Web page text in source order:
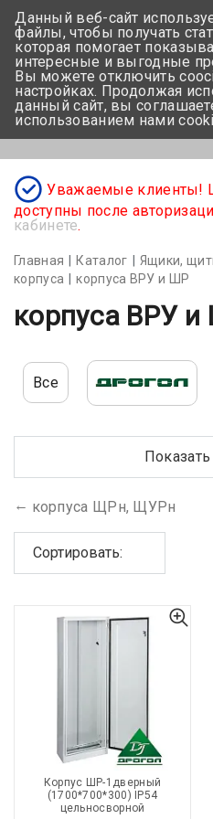
Уважаемые клиенты!
доступны после
кабинете.
Главная Каталог Ящики,
корпуса
корпуса ВРУ и ШР
корпуса ВРУ
Все
корпуса ЩРн, ЩУРн
Сортировать:
Корпус ШР-1дверный
(1700*700*300) IP54
цельносворной
Данный веб-сайт
файлы, чтобы получать
которая помогает
интересные и выгодные
Вы можете отключить
настройках. Продолжая
данный сайт, вы
использованием нами